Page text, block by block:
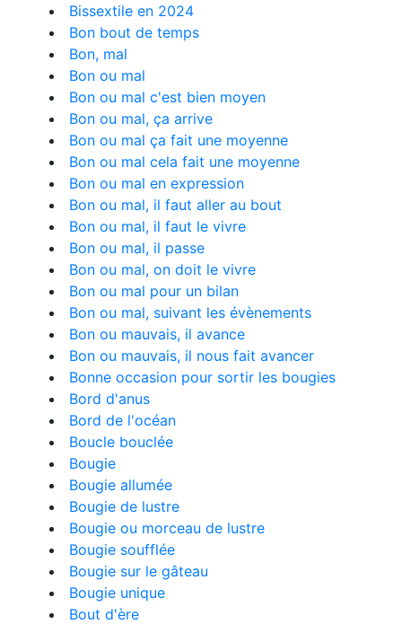
Bissextile en 2024
Bon bout de temps
Bon, mal
Bon ou mal
Bon ou mal c'est bien moyen
Bon ou mal, ça arrive
Bon ou mal ça fait une moyenne
Bon ou mal cela fait une moyenne
Bon ou mal en expression
Bon ou mal, il faut aller au bout
Bon ou mal, il faut le vivre
Bon ou mal, il passe
Bon ou mal, on doit le vivre
Bon ou mal pour un bilan
Bon ou mal, suivant les évènements
Bon ou mauvais, il avance
Bon ou mauvais, il nous fait avancer
Bonne occasion pour sortir les bougies
Bord d'anus
Bord de l'océan
Boucle bouclée
Bougie
Bougie allumée
Bougie de lustre
Bougie ou morceau de lustre
Bougie soufflée
Bougie sur le gâteau
Bougie unique
Bout d'ère